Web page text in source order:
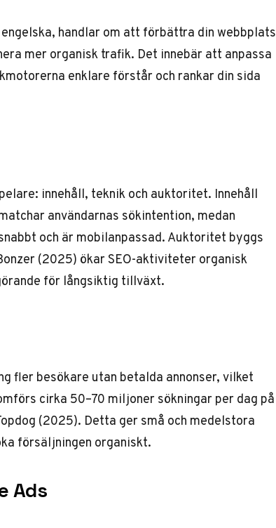
handlar om att förbättra din webbplats
mer organisk trafik. Det innebär att anpassa
enklare förstår och rankar din sida
innehåll, teknik och auktoritet. Innehåll
användarnas sökintention, medan
och är mobilanpassad. Auktoritet byggs
(2025) ökar SEO-aktiviteter organisk
för långsiktig tillväxt.
fler besökare utan betalda annonser, vilket
cirka 50–70 miljoner sökningar per dag på
(2025). Detta ger små och medelstora
försäljningen organiskt.
Ads